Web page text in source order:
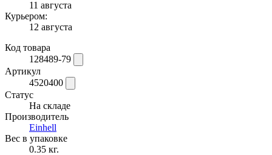
11 августа
Курьером:
12 августа
Код товара
128489-79
Артикул
4520400
Статус
На складе
Производитель
Einhell
Вес в упаковке
0.35 кг.